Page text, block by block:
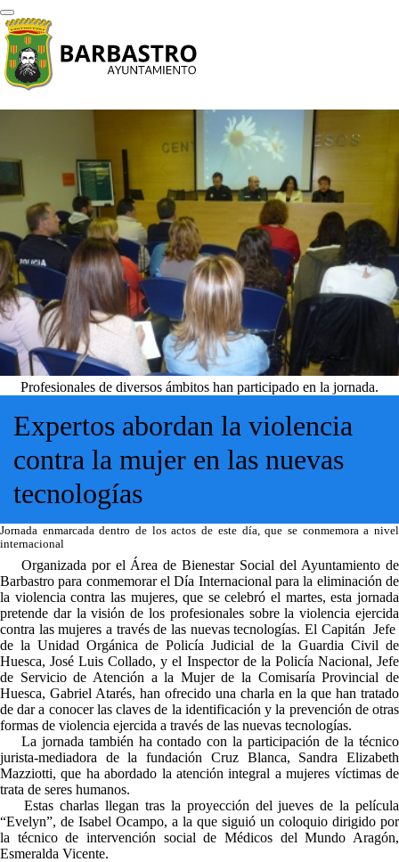
Profesionales de diversos ámbitos han participado en la jornada.
Expertos abordan la violencia
contra la mujer en las nuevas
tecnologías
Jornada enmarcada dentro de los actos de este día, que se conmemora a nivel
internacional
Organizada por el Área de Bienestar Social del Ayuntamiento de
Barbastro para conmemorar el Día Internacional para la eliminación de
la violencia contra las mujeres, que se celebró el martes, esta jornada
pretende dar la visión de los profesionales sobre la violencia ejercida
contra las mujeres a través de las nuevas tecnologías. El Capitán Jefe
de la Unidad Orgánica de Policía Judicial de la Guardia Civil de
Huesca, José Luis Collado, y el Inspector de la Policía Nacional, Jefe
de Servicio de Atención a la Mujer de la Comisaría Provincial de
Huesca, Gabriel Atarés, han ofrecido una charla en la que han tratado
de dar a conocer las claves de la identificación y la prevención de otras
formas de violencia ejercida a través de las nuevas tecnologías.
La jornada también ha contado con la participación de la técnico
jurista-mediadora de la fundación Cruz Blanca, Sandra Elizabeth
Mazziotti, que ha abordado la atención integral a mujeres víctimas de
trata de seres humanos.
Estas charlas llegan tras la proyección del jueves de la película
“Evelyn”, de Isabel Ocampo, a la que siguió un coloquio dirigido por
la técnico de intervención social de Médicos del Mundo Aragón,
Esmeralda Vicente.